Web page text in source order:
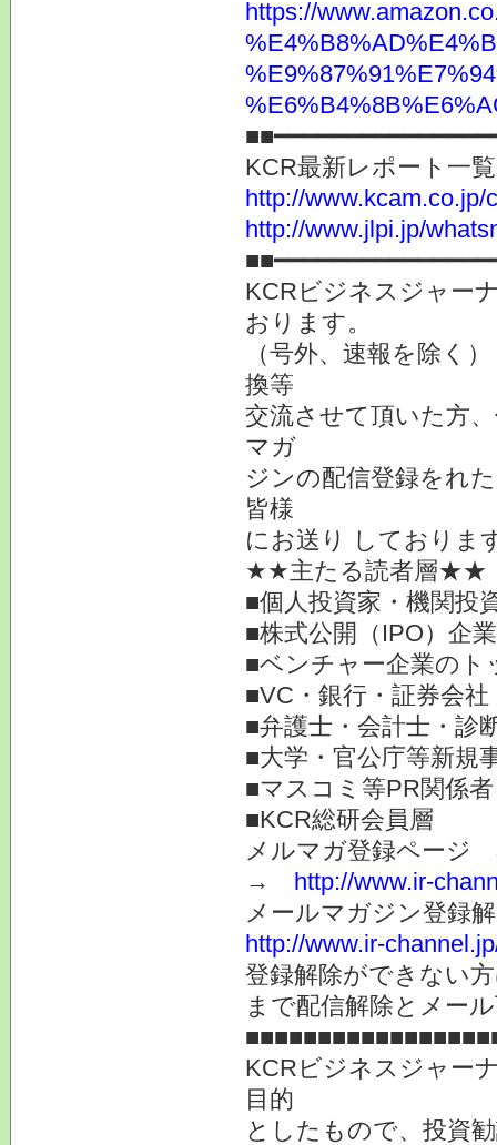
https://
KCR最新レポート一
http://www.kcam.co.jp/
http://www.jlpi.jp/
KCRビジネスジャー
おります。
（号外、速報を除く
換等
交流させて頂いた方
マガ
ジンの配信登録をれ
皆様
にお送り しておりま
★★主たる読者層★★
■個人投資家・機関投
■株式公開（IPO）企
■ベンチャー企業のト
■VC・銀行・証券会
■弁護士・会計士・診
■大学・官公庁等新規
■マスコミ等PR関係者
■KCR総研会員層
メルマガ登録ページ
→ http://www.ir-
メールマガジン登録
http://www.ir-
登録解除ができない
まで配信解除とメー
KCRビジネスジャー
目的
としたもので、投資